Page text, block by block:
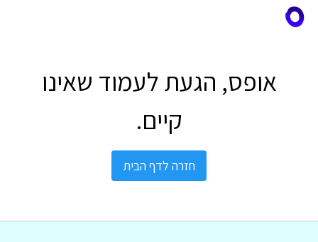
אופס, הגעת לעמוד שאינו
קיים.
חזרה לדף הבית